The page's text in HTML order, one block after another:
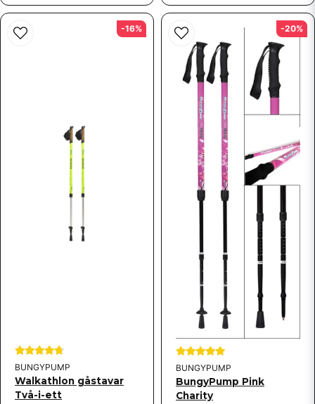
BUNGYPUMP
Walkathlon gåstavar
Två-i-ett
-16%
BUNGYPUMP
BungyPump Pink
Charity
-20%